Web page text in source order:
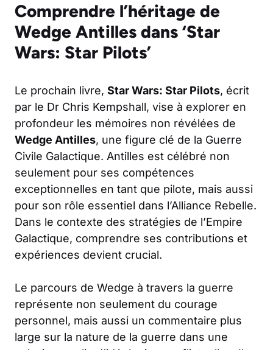
Comprendre l’héritage de
Wedge Antilles dans ‘Star
Wars: Star Pilots’
Le prochain livre, Star Wars: Star Pilots, écrit
par le Dr Chris Kempshall, vise à explorer en
profondeur les mémoires non révélées de
Wedge Antilles, une figure clé de la Guerre
Civile Galactique. Antilles est célébré non
seulement pour ses compétences
exceptionnelles en tant que pilote, mais aussi
pour son rôle essentiel dans l’Alliance Rebelle.
Dans le contexte des stratégies de l’Empire
Galactique, comprendre ses contributions et
expériences devient crucial.
Le parcours de Wedge à travers la guerre
représente non seulement du courage
personnel, mais aussi un commentaire plus
large sur la nature de la guerre dans une